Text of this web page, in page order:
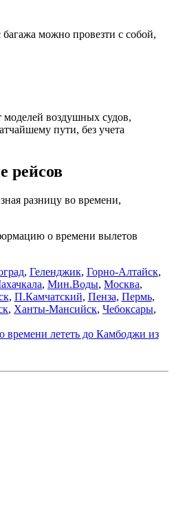
багажа можно провезти с собой,
моделей воздушных судов,
пути, без учета
рейсов
разницу во времени,
о времени вылетов
, Геленджик, Горно-Алтайск,
, Мин.Воды, Москва,
, П.Камчатский, Пенза, Пермь,
, Ханты-Мансийск, Чебоксары,
времени лететь до Камбоджи из